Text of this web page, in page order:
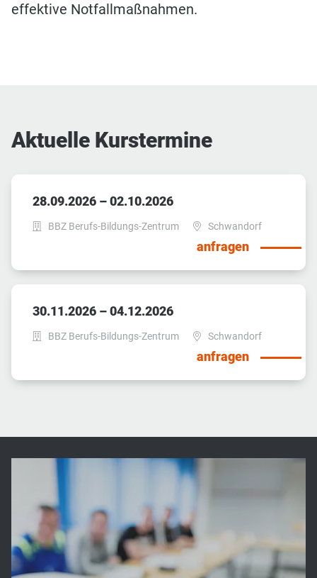
effektive Notfallmaßnahmen.
Aktuelle Kurstermine
28.09.2026 – 02.10.2026
BBZ Berufs-Bildungs-Zentrum Schwandorf
anfragen
30.11.2026 – 04.12.2026
BBZ Berufs-Bildungs-Zentrum Schwandorf
anfragen